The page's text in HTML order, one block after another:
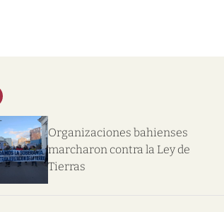
Organizaciones bahienses
marcharon contra la Ley de
Tierras